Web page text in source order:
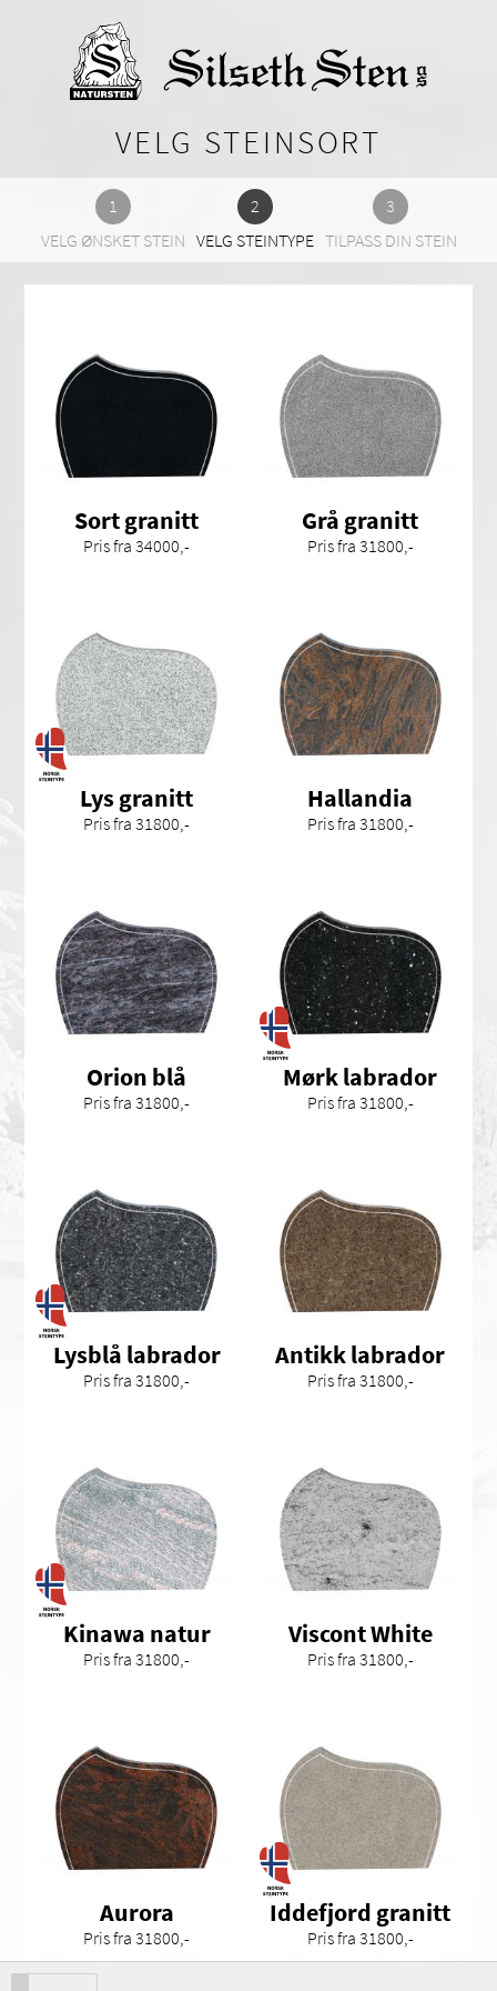
VELG STEINSORT
VELG ØNSKET STEIN VELG STEINTYPE TILPASS DIN STEIN
Sort granitt
Pris fra 34000,-
Grå granitt
Pris fra 31800,-
Lys granitt
Pris fra 31800,-
Hallandia
Pris fra 31800,-
Orion blå
Pris fra 31800,-
Mørk labrador
Pris fra 31800,-
Lysblå labrador
Pris fra 31800,-
Antikk labrador
Pris fra 31800,-
Kinawa natur
Pris fra 31800,-
Viscont White
Pris fra 31800,-
Aurora
Pris fra 31800,-
Iddefjord granitt
Pris fra 31800,-